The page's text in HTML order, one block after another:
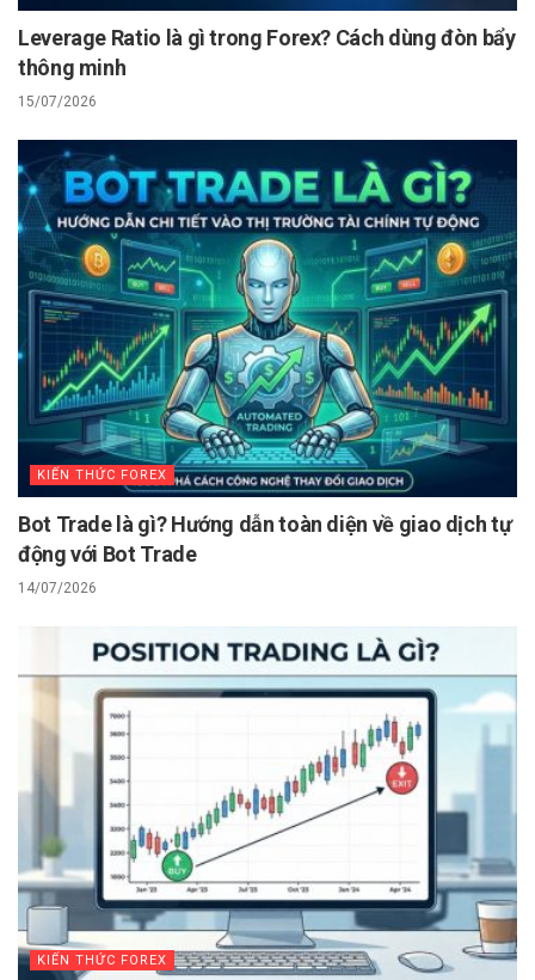
Leverage Ratio là gì trong Forex? Cách dùng đòn bẩy
thông minh
15/07/2026
KIẾN THỨC FOREX
Bot Trade là gì? Hướng dẫn toàn diện về giao dịch tự
động với Bot Trade
14/07/2026
KIẾN THỨC FOREX